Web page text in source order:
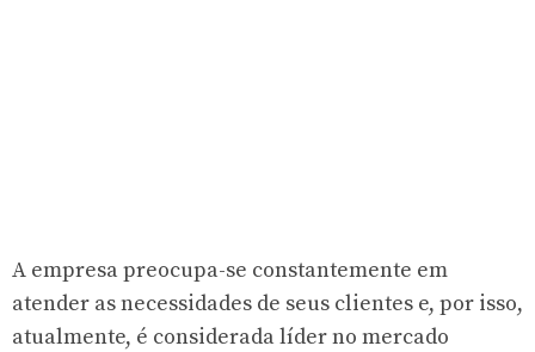
A empresa preocupa-se constantemente em
atender as necessidades de seus clientes e, por isso,
atualmente, é considerada líder no mercado